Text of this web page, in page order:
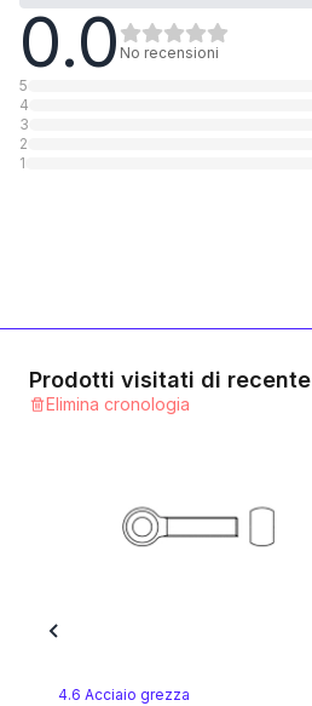
A4 rostfrei
1 Categoria
0.0 No recensioni
5
4
3
2
1
Prodotti visitati di recente
Elimina cronologia
4.6 Acciaio grezza